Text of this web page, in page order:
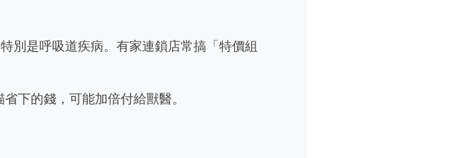
別是呼吸道疾病。有家連鎖店常搞「特價組
下的錢，可能加倍付給獸醫。